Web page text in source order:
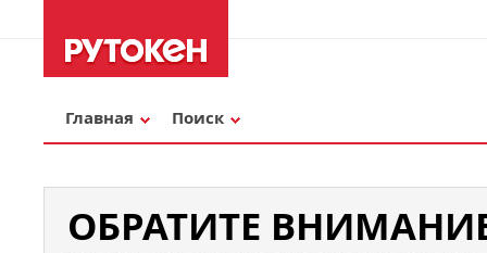
Главная Поиск
ОБРАТИТЕ